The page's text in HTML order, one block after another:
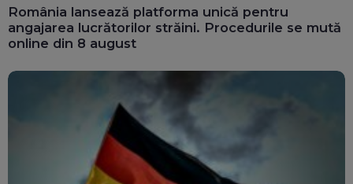
România lansează platforma unică pentru
angajarea lucrătorilor străini. Procedurile se mută
online din 8 august